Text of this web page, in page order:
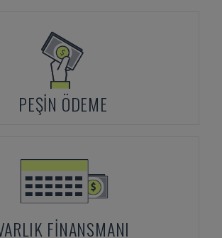
PEŞIN ÖDEME
FINANSMANI